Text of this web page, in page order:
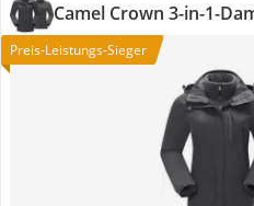
Camel Crown 3-in-1-
Preis-Leistungs-Sieger